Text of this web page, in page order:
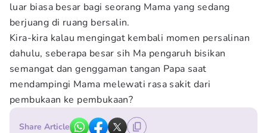
luar biasa besar bagi seorang Mama yang sedang
berjuang di ruang bersalin.
Kira-kira kalau mengingat kembali momen persalinan
dahulu, seberapa besar sih Ma pengaruh bisikan
semangat dan genggaman tangan Papa saat
mendampingi Mama melewati rasa sakit dari
pembukaan ke pembukaan?
Share Article